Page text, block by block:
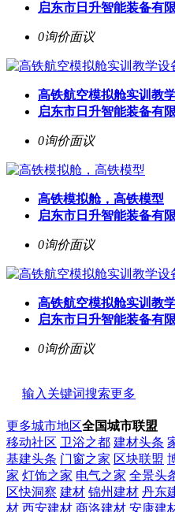
启东市日升智能装备有
0询价面议
高铁航空模拟舱实训教
启东市日升智能装备有
0询价面议
高铁模拟舱，高铁模型
启东市日升智能装备有
0询价面议
高铁航空模拟舱实训教
启东市日升智能装备有
0询价面议
输入关键词搜索更多
更多城市地区全国城市联盟
移动社区 卫浴之都 建材头条
基建头条 门窗之家 区块联盟
家 灯饰之家 电气之家 全景头
区快洞察 建材 锦州建材 丹东
材 西安建材 商洛建材 安康建